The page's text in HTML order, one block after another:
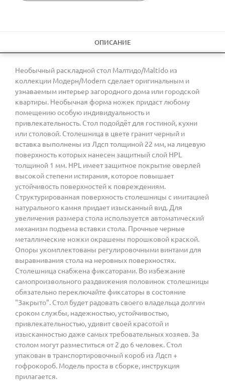
ОПИСАНИЕ
Необычный раскладной стол Малтидо/Maltido из
коллекции Модерн/Modern сделает оригинальным и
узнаваемым интерьер загородного дома или городской
квартиры. Необычная форма ножек придаст любому
помещению особую индивидуальность и
привлекательность. Стол подойдёт для гостиной, кухни
или столовой. Столешница в цвете гранит черный и
вставка выполнены из Лдсп толщиной 22 мм, на лицевую
поверхность которых нанесен защитный слой HPL
толщиной 1 мм. HPL имеет защитное покрытие оверлей
высокой степени истирания, которое повышает
устойчивость поверхностей к повреждениям.
Структурированная поверхность столешницы с имитацией
натурального камня придает изысканный вид. Для
увеличения размера стола используется автоматический
механизм подъема вставки стола. Прочные черные
металлические ножки окрашены порошковой краской.
Опоры укомплектованы регулировочными винтами для
выравнивания стола на неровных поверхностях.
Столешница снабжена фиксаторами. Во избежание
самопроизвольного раздвижения половинок столешницы
обязательно переключайте фиксаторы в состояние
"Закрыто". Стол будет радовать своего владельца долгим
сроком службы, надежностью, устойчивостью,
привлекательностью, удивит своей красотой и
изысканностью даже самых требовательных хозяев. За
столом могут разместиться от 2 до 6 человек. Стол
упакован в транспортировочный короб из Лдсп +
гофрокороб. Модель проста в сборке, инструкция
прилагается.